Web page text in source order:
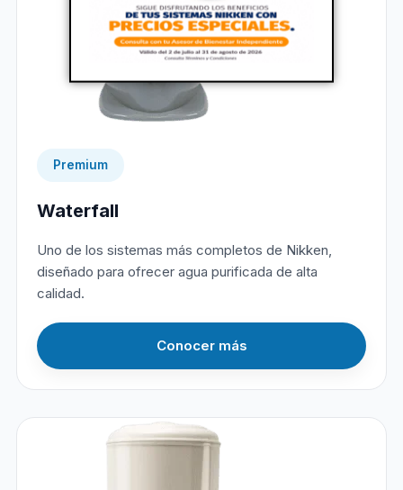
Premium
Waterfall
Uno de los sistemas más completos de Nikken,
diseñado para ofrecer agua purificada de alta
calidad.
Conocer más